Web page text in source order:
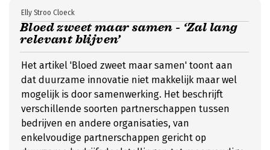
Bloed zweet maar samen - ‘Zal lang
relevant blijven’
Elly Stroo Cloeck
Het artikel 'Bloed zweet maar samen' toont aan
dat duurzame innovatie niet makkelijk maar wel
mogelijk is door samenwerking. Het beschrijft
verschillende soorten partnerschappen tussen
bedrijven en andere organisaties, van
enkelvoudige partnerschappen gericht op